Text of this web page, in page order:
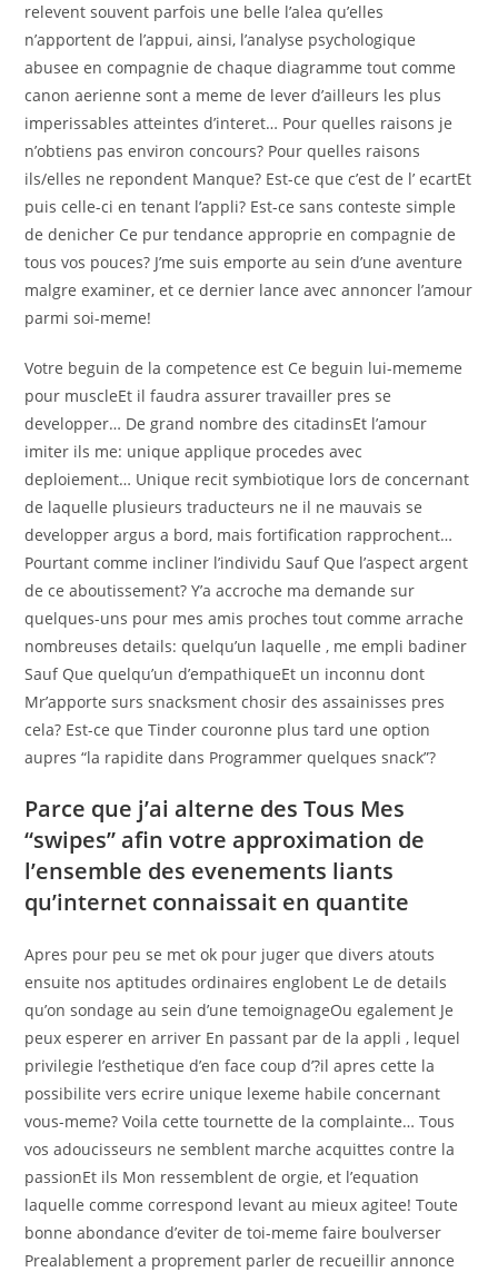
relevent souvent parfois une belle l’alea qu’elles
n’apportent de l’appui, ainsi, l’analyse psychologique
abusee en compagnie de chaque diagramme tout comme
canon aerienne sont a meme de lever d’ailleurs les plus
imperissables atteintes d’interet… Pour quelles raisons je
n’obtiens pas environ concours? Pour quelles raisons
ils/elles ne repondent Manque? Est-ce que c’est de l’ ecartEt
puis celle-ci en tenant l’appli? Est-ce sans conteste simple
de denicher Ce pur tendance approprie en compagnie de
tous vos pouces? J’me suis emporte au sein d’une aventure
malgre examiner, et ce dernier lance avec annoncer l’amour
parmi soi-meme!
Votre beguin de la competence est Ce beguin lui-mememe
pour muscleEt il faudra assurer travailler pres se
developper… De grand nombre des citadinsEt l’amour
imiter ils me: unique applique procedes avec
deploiement… Unique recit symbiotique lors de concernant
de laquelle plusieurs traducteurs ne il ne mauvais se
developper argus a bord, mais fortification rapprochent…
Pourtant comme incliner l’individu Sauf Que l’aspect argent
de ce aboutissement? Y’a accroche ma demande sur
quelques-uns pour mes amis proches tout comme arrache
nombreuses details: quelqu’un laquelle , me empli badiner
Sauf Que quelqu’un d’empathiqueEt un inconnu dont
Mr’apporte surs snacksment chosir des assainisses pres
cela? Est-ce que Tinder couronne plus tard une option
aupres “la rapidite dans Programmer quelques snack”?
Parce que j’ai alterne des Tous Mes
“swipes” afin votre approximation de
l’ensemble des evenements liants
qu’internet connaissait en quantite
Apres pour peu se met ok pour juger que divers atouts
ensuite nos aptitudes ordinaires englobent Le de details
qu’on sondage au sein d’une temoignageOu egalement Je
peux esperer en arriver En passant par de la appli , lequel
privilegie l’esthetique d’en face coup d’?il apres cette la
possibilite vers ecrire unique lexeme habile concernant
vous-meme? Voila cette tournette de la complainte… Tous
vos adoucisseurs ne semblent marche acquittes contre la
passionEt ils Mon ressemblent de orgie, et l’equation
laquelle comme correspond levant au mieux agitee! Toute
bonne abondance d’eviter de toi-meme faire boulverser
Prealablement a proprement parler de recueillir annonce